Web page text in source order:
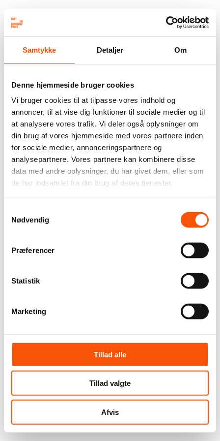
Samtykke Detaljer Om
Denne hjemmeside bruger cookies
Vi bruger cookies til at tilpasse vores indhold og
annoncer, til at vise dig funktioner til sociale medier og til
at analysere vores trafik. Vi deler også oplysninger om
din brug af vores hjemmeside med vores partnere inden
for sociale medier, annonceringspartnere og
analysepartnere. Vores partnere kan kombinere disse
data med andre oplysninger, du har givet dem, eller som
de har indsamlet fra din brug af deres tjenester.
Nødvendig
Præferencer
Statistik
Marketing
Tillad alle
Tillad valgte
Afvis